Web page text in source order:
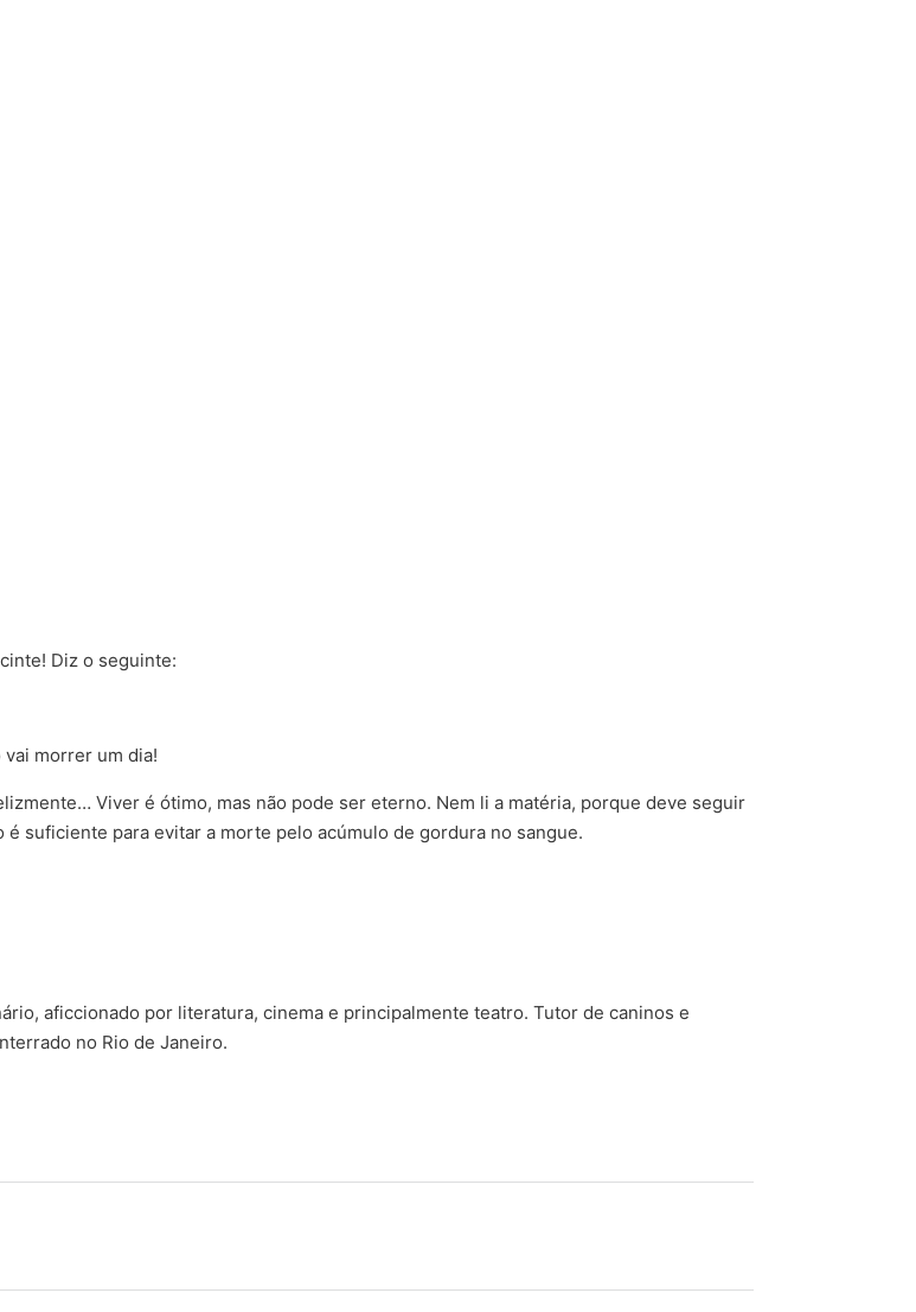
Diz o seguinte:
morrer um dia!
Viver é ótimo, mas não pode ser eterno. Nem li a matéria, porque deve seguir
suficiente para evitar a morte pelo acúmulo de gordura no sangue.
aficcionado por literatura, cinema e principalmente teatro. Tutor de caninos e
no Rio de Janeiro.